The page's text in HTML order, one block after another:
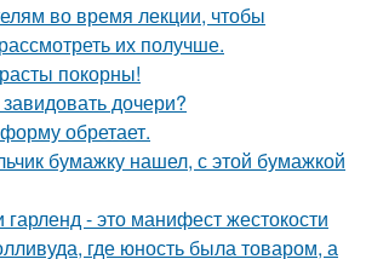
во время лекции, чтобы
их получше.
покорны!
дочери?
обретает.
бумажку нашел, с этой бумажкой
- это манифест жестокости
где юность была товаром, а